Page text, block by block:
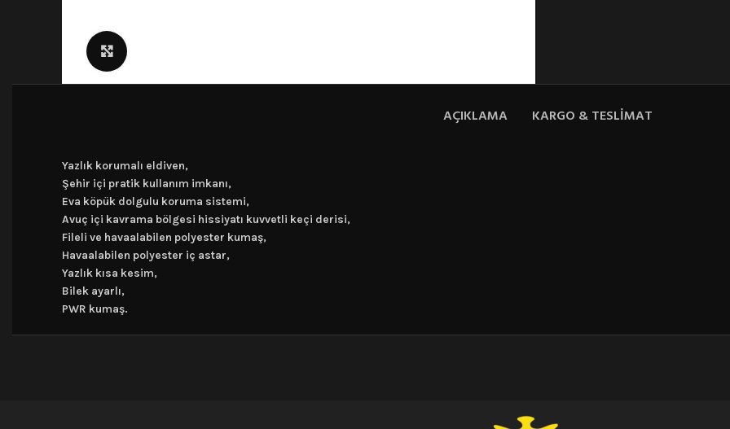
AÇIKLAMA KARGO & TESLIMAT
Yazlık korumalı eldiven,
Şehir içi pratik kullanım imkanı,
Eva köpük dolgulu koruma sistemi,
Avuç içi kavrama bölgesi hissiyatı kuvvetli keçi derisi,
Fileli ve havaalabilen polyester kumaş,
Havaalabilen polyester iç astar,
Yazlık kısa kesim,
Bilek ayarlı,
PWR kumaş.